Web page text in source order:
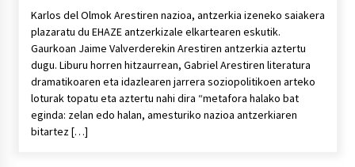
Karlos del Olmok Arestiren nazioa, antzerkia izeneko saiakera
plazaratu du EHAZE antzerkizale elkartearen eskutik.
Gaurkoan Jaime Valverderekin Arestiren antzerkia aztertu
dugu. Liburu horren hitzaurrean, Gabriel Arestiren literatura
dramatikoaren eta idazlearen jarrera soziopolitikoen arteko
loturak topatu eta aztertu nahi dira “metafora halako bat
eginda: zelan edo halan, amesturiko nazioa antzerkiaren
bitartez […]